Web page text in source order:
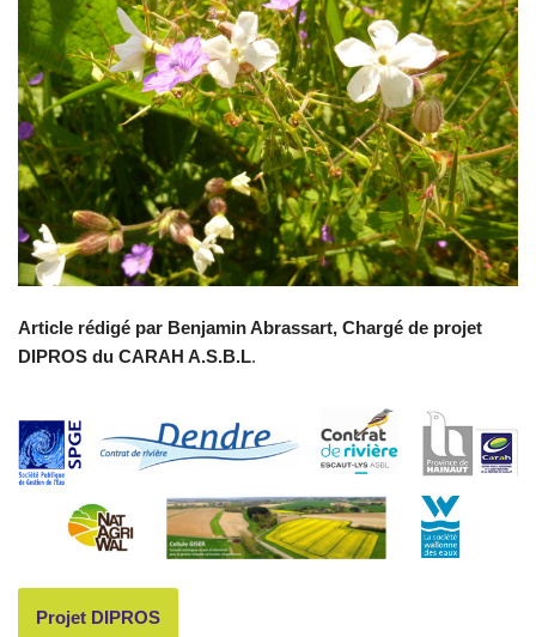
Article rédigé par Benjamin Abrassart, Chargé de projet
DIPROS du CARAH A.S.B.L.
Projet DIPROS